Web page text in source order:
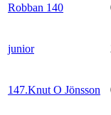
Robban 140
junior
147.Knut O Jönsson